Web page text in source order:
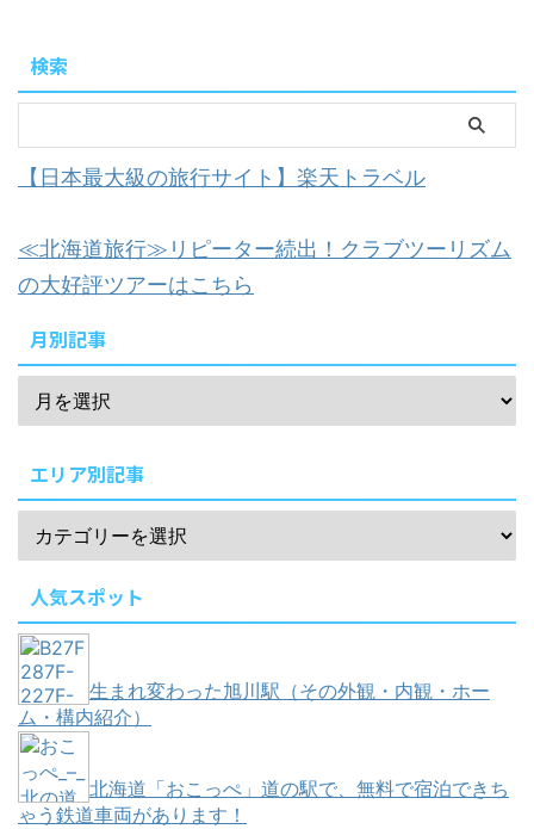
検索
【日本最大級の旅行サイト】楽天トラベル
≪北海道旅行≫リピーター続出！クラブツーリズム
の大好評ツアーはこちら
月別記事
エリア別記事
人気スポット
生まれ変わった旭川駅（その外観・内観・ホー
ム・構内紹介）
北海道「おこっぺ」道の駅で、無料で宿泊できち
ゃう鉄道車両があります！